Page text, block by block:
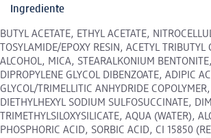
Ingrediente
BUTYL ACETATE, ETHYL ACETATE,
TOSYLAMIDE/EPOXY RESIN, ACETYL TRIBUTYL
ALCOHOL, MICA, STEARALKONIUM
DIPROPYLENE GLYCOL DIBENZOATE, ADIPIC
GLYCOL/TRIMELLITIC ANHYDRIDE
DIETHYLHEXYL SODIUM SULFOSUCCINATE,
TRIMETHYLSILOXYSILICATE, AQUA (WATER),
PHOSPHORIC ACID, SORBIC ACID, CI 15850